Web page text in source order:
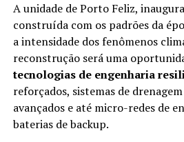
A unidade de Porto Feliz,
construída com os padrões da
a intensidade dos fenômenos
reconstrução será uma
tecnologias de engenharia
reforçados, sistemas de
avançados e até micro-redes de
baterias de backup.